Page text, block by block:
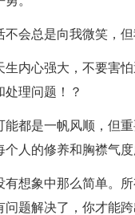
不会总是向我微笑，
生内心强大，不要害
处理问题！？
能都是一帆风顺，但
个人的修养和胸襟气
有想象中那么简单。
问题解决了，你才能